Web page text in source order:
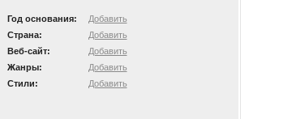
Год основания:
Добавить
Страна:
Добавить
Веб-сайт:
Добавить
Жанры:
Добавить
Стили:
Добавить